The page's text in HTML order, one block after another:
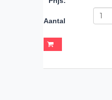
Aantal